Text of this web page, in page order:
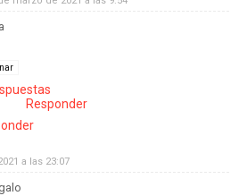
Responder
a las 23:07